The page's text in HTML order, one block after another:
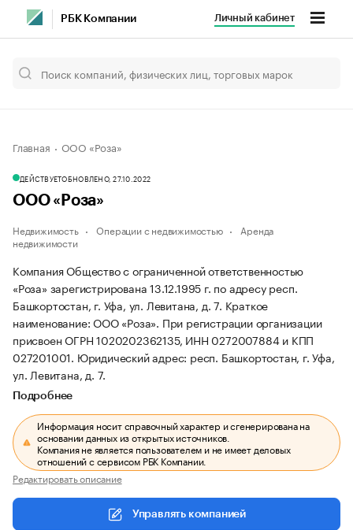
РБК Компании Личный кабинет
Главная ООО «Роза»
ДЕЙСТВУЕТОБНОВЛЕНО, 27.10.2022
ООО «Роза»
Недвижимость Операции с недвижимостью
Аренда
недвижимости
Компания Общество с ограниченной ответственностью
«Роза» зарегистрирована 13.12.1995 г. по адресу респ.
Башкортостан, г. Уфа, ул. Левитана, д. 7. Краткое
наименование: ООО «Роза». При регистрации организации
присвоен ОГРН 1020202362135, ИНН 0272007884 и КПП
027201001. Юридический адрес: респ. Башкортостан, г. Уфа,
ул. Левитана, д. 7.
Подробнее
Информация носит справочный характер и сгенерирована на
основании данных из открытых источников.
Компания не является пользователем и не имеет деловых
отношений с сервисом РБК Компании.
Редактировать описание
Управлять компанией